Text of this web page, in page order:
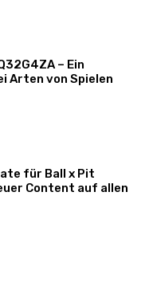
– Ein
Arten von Spielen
für Ball x Pit
Content auf allen